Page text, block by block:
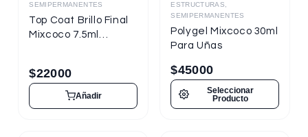
Destacado
SEMIPERMANENTES
Top Coat Brillo Final
Mixcoco 7.5ml
$22000
Añadir
Destacado
ESTRUCTURAS,
SEMIPERMANENTES
Polygel Mixcoco 30ml
Para Uñas
$45000
Seleccionar
Producto